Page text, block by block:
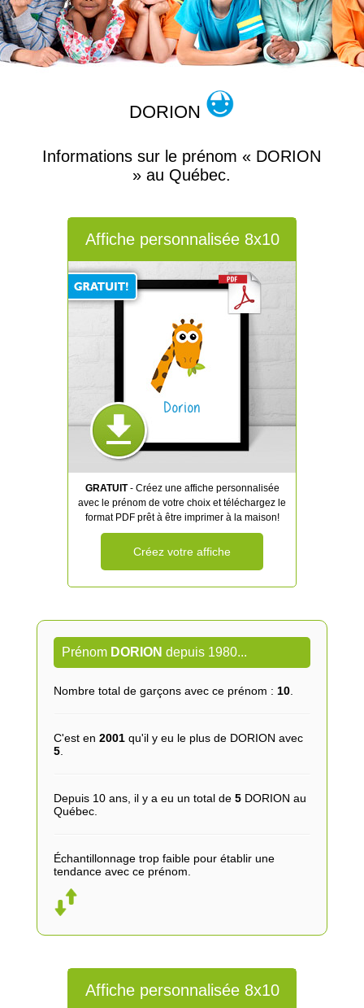
DORION
Informations sur le prénom « DORION
» au Québec.
Affiche personnalisée 8x10
Dorion
GRATUIT- Créez une affiche personnalisée
avec le prénom de votre choix et téléchargez le
format PDF prêt à être imprimer à la maison!
Créez votre affiche
Prénom DORION depuis 1980...
Nombre total de garçons avec ce prénom : 10.
C'est en 2001qu'il y eu le plus de DORION avec
5.
Depuis 10 ans, il y a eu un total de 5DORION au
Québec.
Échantillonnage trop faible pour établir une
tendance avec ce prénom.
Affiche personnalisée 8x10